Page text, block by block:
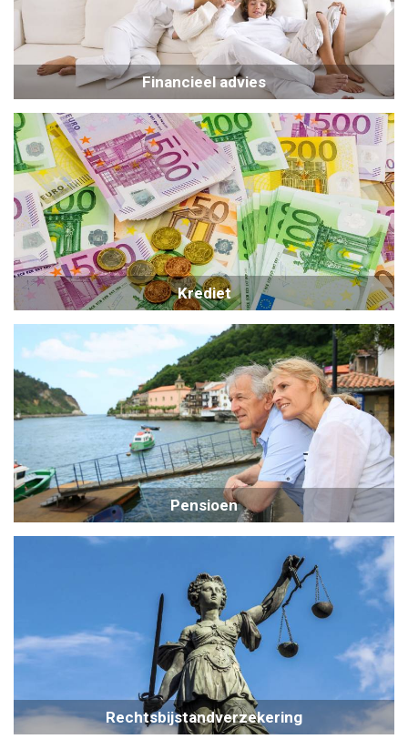
Financieel advies
Krediet
Pensioen
Rechtsbijstandverzekering